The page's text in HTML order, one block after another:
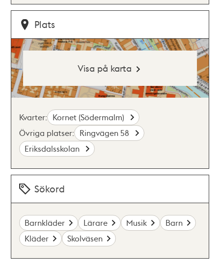
Plats
Visa på karta
Kvarter: Kornet (Södermalm)
Övriga platser: Ringvägen 58
Eriksdalsskolan
Sökord
Barnkläder Lärare Musik
Barn
Kläder
Skolväsen